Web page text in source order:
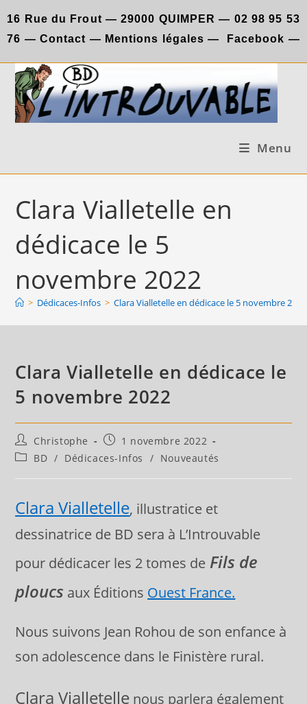
to
content
16 Rue du Frout —29000 QUIMPER — 02 98 95 53
76 — Contact — Mentions légales — Facebook —
Menu
Clara Vialletelle en
dédicace le 5
novembre 2022
> Dédicaces-Infos > Clara Vialletelle en dédicace le 5 novembre 2022
Clara Vialletelle en dédicace le
5 novembre 2022
Auteur/autrice
de
la
publication :
Christophe
Publication
publiée :
1 novembre 2022
PostBD / Dédicaces-Infos / Nouveautés
Clara Vialletelle, illustratice et
dessinatrice de BD sera à L’Introuvable
pour dédicacer les 2 tomes de Fils de
ploucs aux Éditions Ouest France.
Nous suivons Jean Rohou de son enfance à
son adolescence dans le Finistère rural.
Clara Vialletelle nous parlera également